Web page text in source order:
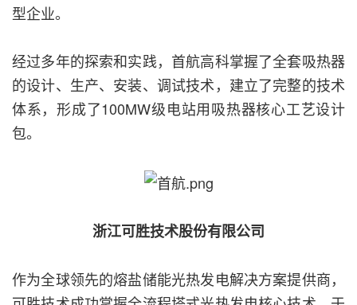
型企业。
经过多年的探索和实践，首航高科掌握了全套吸热器
的设计、生产、安装、调试技术，建立了完整的技术
体系，形成了100MW级电站用吸热器核心工艺设计
包。
浙江可胜技术股份有限公司
作为全球领先的熔盐储能光热发电解决方案提供商，